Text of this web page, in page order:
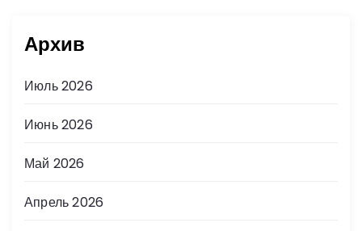
Архив
Июль 2026
Июнь 2026
Май 2026
Апрель 2026